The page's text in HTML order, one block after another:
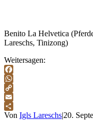
Benito La Helvetica
Lareschs, Tinizong)
Weitersagen:
Facebook
WhatsApp
Copy
Link
Email
Teilen
Von Igls Lareschs|20.